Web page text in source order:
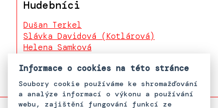
Hudebníci
Dušan Terkel
Slávka Davidová (Kotlárová)
Helena Samková
Informace o cookies na této stránce
Soubory cookie používáme ke shromažďování
a analýze informací o výkonu a používání
webu, zajištění fungování funkcí ze